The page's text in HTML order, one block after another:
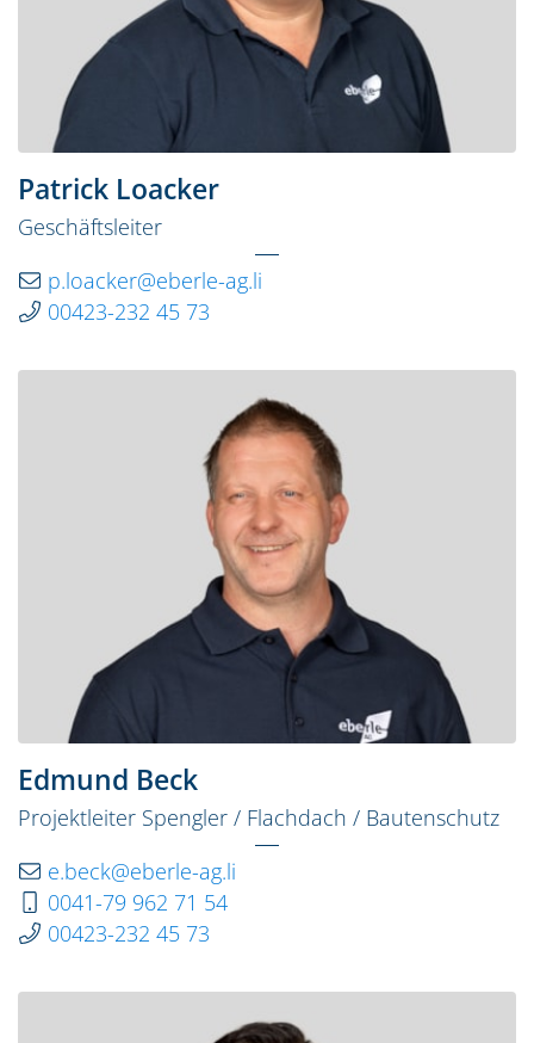
Patrick Loacker
Geschäftsleiter
p.loacker@eberle-ag.li
00423-232 45 73
Edmund Beck
Projektleiter Spengler / Flachdach / Bautenschutz
e.beck@eberle-ag.li
0041-79 962 71 54
00423-232 45 73